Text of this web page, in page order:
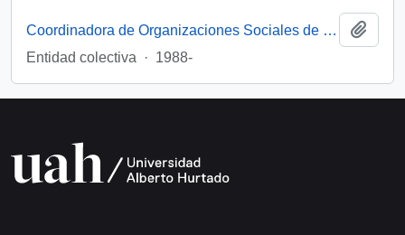
Coordinadora de Organizaciones Sociales de Mujeres (Chile)
Entidad colectiva
· 1988-